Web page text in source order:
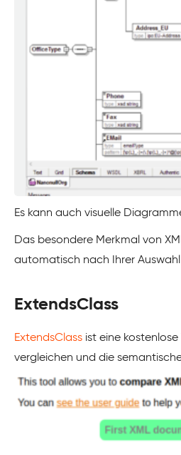
Es kann auch visuelle
Das besondere Merkmal von
automatisch nach Ihrer
ExtendsClass
ExtendsClass ist eine
vergleichen und die